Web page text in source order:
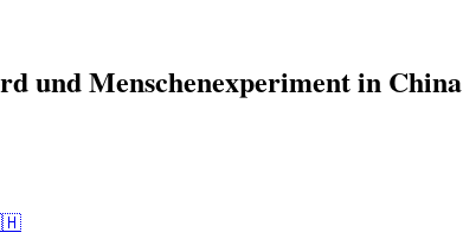
und Menschenexperiment in China